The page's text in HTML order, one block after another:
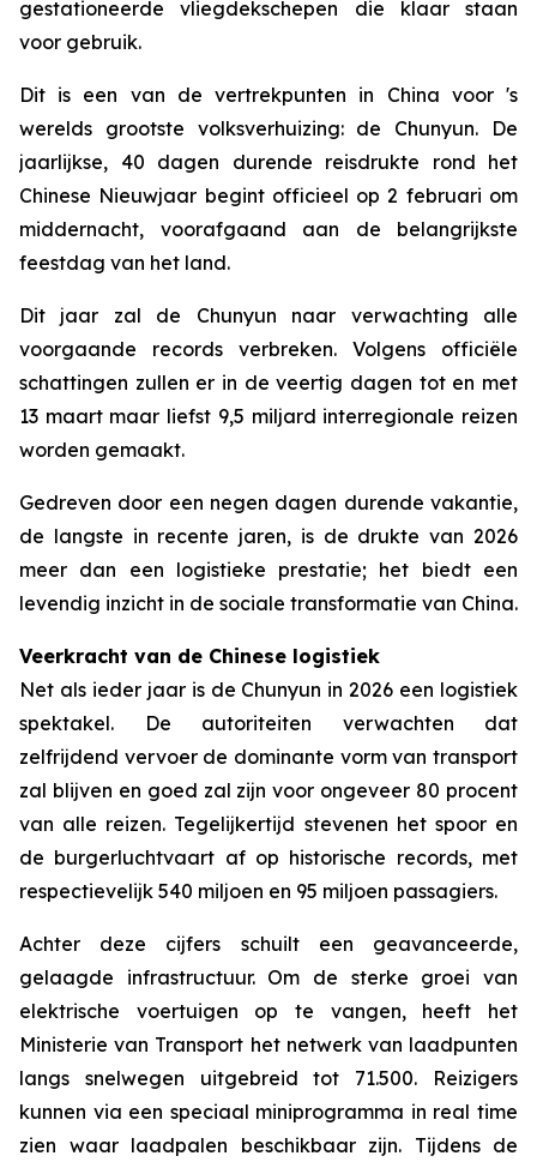
gestationeerde vliegdekschepen die klaar staan
voor gebruik.
Dit is een van de vertrekpunten in China voor 's
werelds grootste volksverhuizing: de Chunyun. De
jaarlijkse, 40 dagen durende reisdrukte rond het
Chinese Nieuwjaar begint officieel op 2 februari om
middernacht, voorafgaand aan de belangrijkste
feestdag van het land.
Dit jaar zal de Chunyun naar verwachting alle
voorgaande records verbreken. Volgens officiële
schattingen zullen er in de veertig dagen tot en met
13 maart maar liefst 9,5 miljard interregionale reizen
worden gemaakt.
Gedreven door een negen dagen durende vakantie,
de langste in recente jaren, is de drukte van 2026
meer dan een logistieke prestatie; het biedt een
levendig inzicht in de sociale transformatie van China.
Veerkracht van de Chinese logistiek
Net als ieder jaar is de Chunyun in 2026 een logistiek
spektakel. De autoriteiten verwachten dat
zelfrijdend vervoer de dominante vorm van transport
zal blijven en goed zal zijn voor ongeveer 80 procent
van alle reizen. Tegelijkertijd stevenen het spoor en
de burgerluchtvaart af op historische records, met
respectievelijk 540 miljoen en 95 miljoen passagiers.
Achter deze cijfers schuilt een geavanceerde,
gelaagde infrastructuur. Om de sterke groei van
elektrische voertuigen op te vangen, heeft het
Ministerie van Transport het netwerk van laadpunten
langs snelwegen uitgebreid tot 71.500. Reizigers
kunnen via een speciaal miniprogramma in real time
zien waar laadpalen beschikbaar zijn. Tijdens de